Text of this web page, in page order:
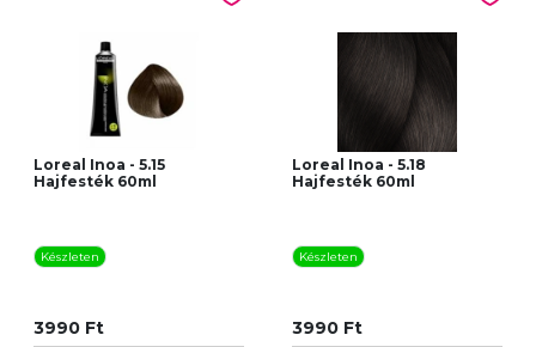
Loreal Inoa - 5.15
Hajfesték 60ml
Készleten
3990 Ft
Loreal Inoa - 5.18
Hajfesték 60ml
Készleten
3990 Ft